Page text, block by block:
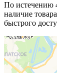
По истечению
наличие
быстрого